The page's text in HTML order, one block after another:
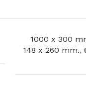
1000 x 300
148 x 260 mm.,